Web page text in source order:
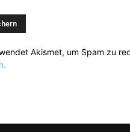
Akismet, um Spam zu